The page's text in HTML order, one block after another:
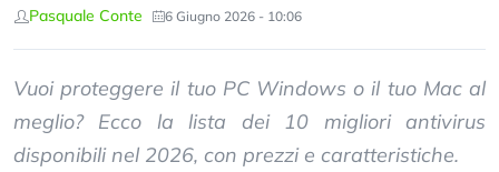
Pasquale Conte 6 Giugno 2026 - 10:06
Vuoi proteggere il tuo PC Windows o il tuo Mac al
meglio? Ecco la lista dei 10 migliori antivirus
disponibili nel 2026, con prezzi e caratteristiche.